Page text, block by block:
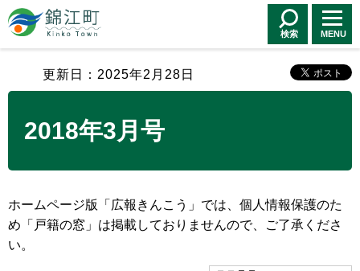
錦江町 Kinko
Town
検索 MENU
更新日：2025年2月28日
2018年3月号
ホームページ版「広報きんこう」では、個人情報保護のた
め「戸籍の窓」は掲載しておりませんので、ご了承くださ
い。